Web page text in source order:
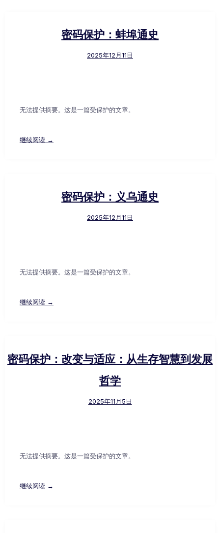
密码保护：蚌埠通史
2025年12月11日
无法提供摘要。这是一篇受保护的文章。
继续阅读 →
密码保护：义乌通史
2025年12月11日
无法提供摘要。这是一篇受保护的文章。
继续阅读 →
密码保护：改变与适应：从生存智慧到发展
哲学
2025年11月5日
无法提供摘要。这是一篇受保护的文章。
继续阅读 →